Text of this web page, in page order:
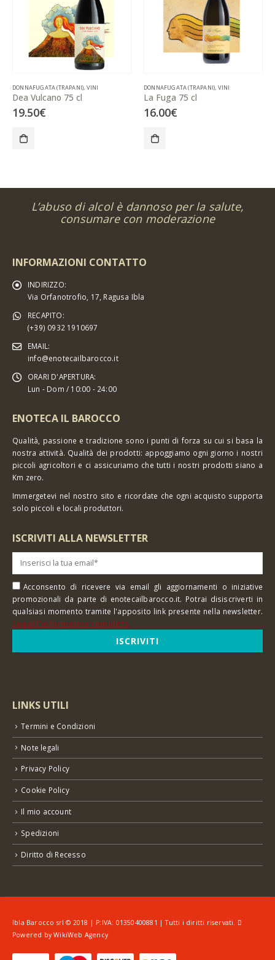
DONNAFUGATA (TRAPANI), VINI
Dea Vulcano 75 cl
19.50€
DONNAFUGATA (TRAPANI), VINI
La Fuga 75 cl
16.00€
L’abuso di alcol è dannoso per la salute,
consumare con moderazione
INFORMAZIONI CONTATTO
INDIRIZZO:
Via Orfanotrofio, 17, Ragusa Ibla
RECAPITO:
(+39) 0932 1910697
EMAIL:
info@enotecailbarocco.it
ORARI D'APERTURA:
Lun - Dom / 10:00 - 24:00
ENOTECA IL BAROCCO
Qualità, passione e tradizione sono i punti di forza su cui si basa la
nostra attività. Qualità dei prodotti: appoggiamo ogni giorno i nostri
piccoli agricoltori e ci assicuriamo che tutti i nostri prodotti siano a
Km zero.
Immergetevi nel nostro sito e ricordate che ogni acquisto supporta
solo piccoli e locali produttori.
ISCRIVITI ALLA NEWSLETTER
Acconsento di ricevere via email gli aggiornamenti o iniziative
promozionali da parte di enotecailbarocco.it. Potrai disiscriverti in
qualsiasi momento tramite l'apposito link presente nella newsletter.
Leggi l'informativa completa
LINKS UTILI
Termini e Condizioni
Note legali
Privacy Policy
Cookie Policy
Il mio account
Spedizioni
Diritto di Recesso
Ibla Barocco srl © 2018 | P:IVA: 01350400881 | Tutti i diritti riservati.
Powered byWikiWeb Agency